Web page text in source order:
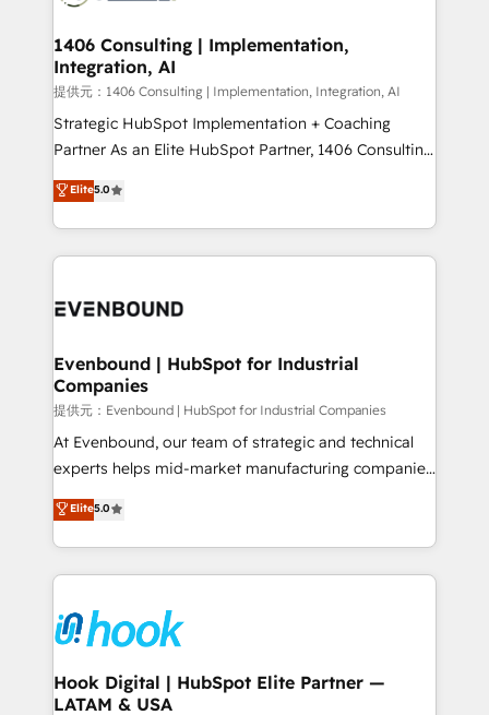
allowing companies to optimize processes and meet
the needs of the customer. We are part of Impresoft
Group, a group of specialized and complementary
companies that divide their offer into 4
Competence Centers: Smart Manufacturing,
The synergies generated by these integrations,
together with the combination of talents, skills,
to accompany companies on their digital
1406 Consulting | Implementation,
Integration, AI
提供元：1406 Consulting | Implementation, Integration, AI
Strategic HubSpot Implementation + Coaching
Partner As an Elite HubSpot Partner, 1406 Consulting
helps mid-market revenue teams transform how
they sell, market, and serve. We don't just build your
HubSpot—we teach your team to own it, then stay
to help you keep winning. What We Do ⚙️ CRM
Data & Content 📈 Sales & Marketing Alignment +
Agent Creation 🔄 Custom Integrations & Data
Migration Why 1406 We become part of your team.
Your team learns while we build. We fix what others
broke. Built for mid-market reality—practical
solutions that work with your actual headcount and
HubSpot partners 🔄 Top 5% globally in client
retention 📅 8+ years of consistent results since 2017
move beyond spreadsheets into unified systems
that drive real business results.
Elite5.0
Evenbound | HubSpot for Industrial
Companies
提供元：Evenbound | HubSpot for Industrial Companies
At Evenbound, our team of strategic and technical
experts helps mid-market manufacturing companies
achieve real growth. We specialize in delivering
tailored solutions that drive results by leveraging
HubSpot’s platform and data to fuel success.
Technical Solutions: - HubSpot Technical Consulting -
Onboarding - Data Migration & Integrations -
Technical Audit & Optimization Strategic Solutions: -
Revenue Operations - Inbound Marketing -
Outbound Marketing - HubSpot CMS Website
Elite5.0
Hook Digital | HubSpot Elite Partner —
LATAM & USA